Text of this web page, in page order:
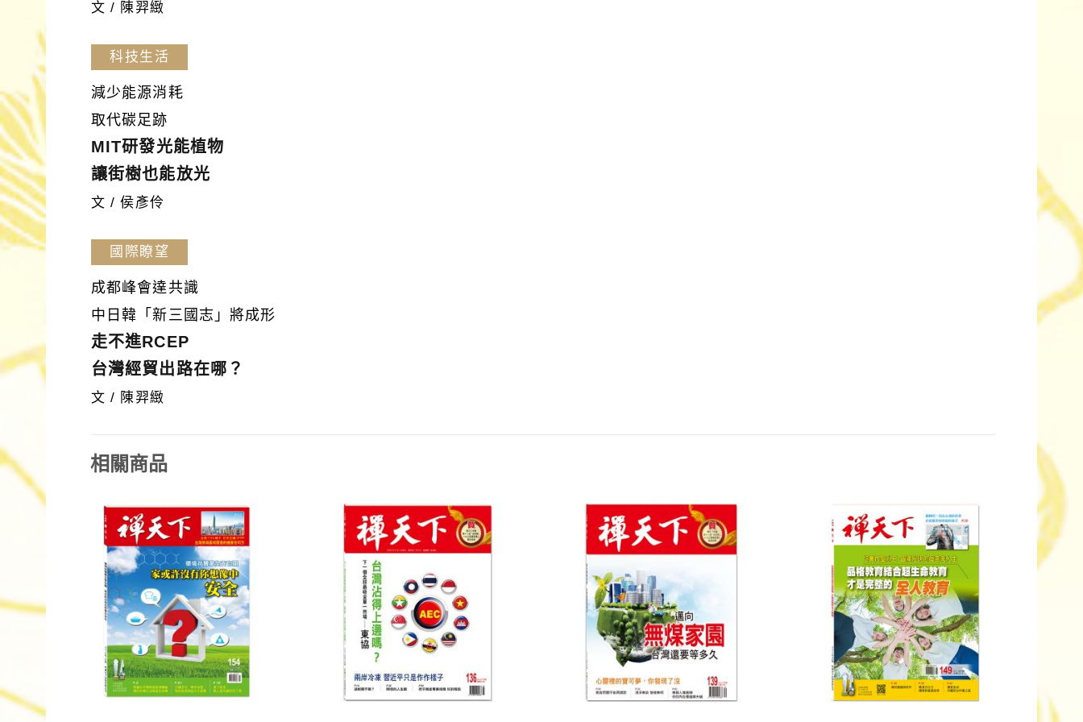
文 / 陳羿緻
科技生活
減少能源消耗
取代碳足跡
MIT研發光能植物
讓街樹也能放光
文 / 侯彥伶
國際瞭望
成都峰會達共識
中日韓「新三國志」將成形
走不進RCEP
台灣經貿出路在哪？
文 / 陳羿緻
相關商品